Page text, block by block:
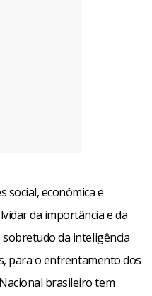
social, econômica e
da importância e da
da inteligência
para o enfrentamento dos
brasileiro tem